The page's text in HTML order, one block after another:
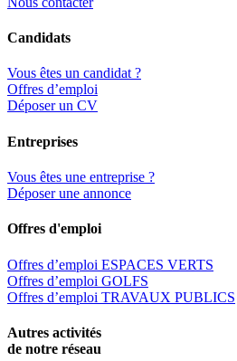
Candidats
Vous êtes un candidat ?
Offres d’emploi
Déposer un CV
Entreprises
Vous êtes une entreprise ?
Déposer une annonce
Offres d'emploi
Offres d’emploi ESPACES VERTS
Offres d’emploi GOLFS
Offres d’emploi TRAVAUX PUBLICS
Autres activités
de notre réseau